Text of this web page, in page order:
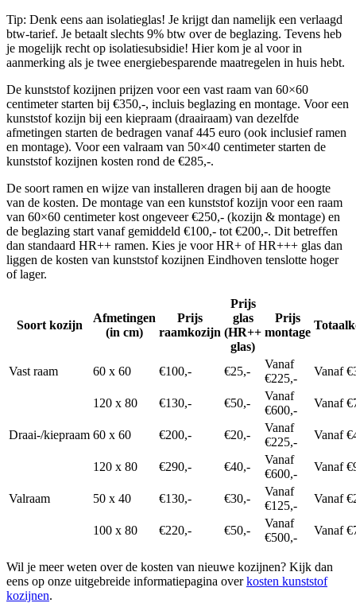
Tip: Denk eens aan isolatieglas! Je krijgt dan namelijk een verlaagd
btw-tarief. Je betaalt slechts 9% btw over de beglazing. Tevens heb
je mogelijk recht op isolatiesubsidie! Hier kom je al voor in
aanmerking als je twee energiebesparende maatregelen in huis hebt.
De kunststof kozijnen prijzen voor een vast raam van 60×60
centimeter starten bij €350,-, incluis beglazing en montage. Voor een
kunststof kozijn bij een kiepraam (draairaam) van dezelfde
afmetingen starten de bedragen vanaf 445 euro (ook inclusief ramen
en montage). Voor een valraam van 50×40 centimeter starten de
kunststof kozijnen kosten rond de €285,-.
De soort ramen en wijze van installeren dragen bij aan de hoogte
van de kosten. De montage van een kunststof kozijn voor een raam
van 60×60 centimeter kost ongeveer €250,- (kozijn & montage) en
de beglazing start vanaf gemiddeld €100,- tot €200,-. Dit betreffen
dan standaard HR++ ramen. Kies je voor HR+ of HR+++ glas dan
liggen de kosten van kunststof kozijnen Eindhoven tenslotte hoger
of lager.
Soort kozijn
Afmetingen
(in cm)
Prijs
raamkozijn
Prijs
glas
(HR++
glas)
Prijs
montage
Vast raam 60 x 60 €100,- €25,-
Vanaf
€225,-
Vanaf
120 x 80 €130,- €50,-
Vanaf
€600,-
Vanaf
Draai-/kiepraam 60 x 60 €200,- €20,-
Vanaf
€225,-
Vanaf
120 x 80 €290,- €40,-
Vanaf
€600,-
Vanaf
Valraam 50 x 40 €130,- €30,-
Vanaf
€125,-
Vanaf
100 x 80 €220,- €50,-
Vanaf
€500,-
Vanaf
Wil je meer weten over de kosten van nieuwe kozijnen? Kijk dan
eens op onze uitgebreide informatiepagina overkosten kunststof
kozijnen.